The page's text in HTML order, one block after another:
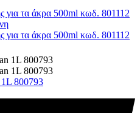
για τα άκρα 500ml κωδ. 801112
για τα άκρα 500ml κωδ. 801112
800793